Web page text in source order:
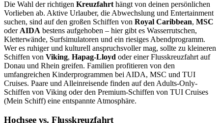
Die Wahl der richtigen Kreuzfahrt hängt von deinen persönlichen
Vorlieben ab. Aktive Urlauber, die Abwechslung und Entertainment
suchen, sind auf den großen Schiffen von Royal Caribbean, MSC
oder AIDA bestens aufgehoben – hier gibt es Wasserrutschen,
Kletterwände, Surfsimulatoren und ein riesiges Abendprogramm.
Wer es ruhiger und kulturell anspruchsvoller mag, sollte zu kleineren
Schiffen von Viking, Hapag-Lloyd oder einer Flusskreuzfahrt auf
Donau und Rhein greifen. Familien profitieren von den
umfangreichen Kinderprogrammen bei AIDA, MSC und TUI
Cruises. Paare und Alleinreisende finden auf den Adults-Only-
Schiffen von Viking oder den Premium-Schiffen von TUI Cruises
(Mein Schiff) eine entspannte Atmosphäre.
Hochsee vs. Flusskreuzfahrt